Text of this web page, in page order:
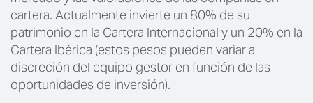
cartera. Actualmente invierte un 80% de su
patrimonio en la Cartera Internacional y un 20% en la
Cartera Ibérica (estos pesos pueden variar a
discreción del equipo gestor en función de las
oportunidades de inversión).